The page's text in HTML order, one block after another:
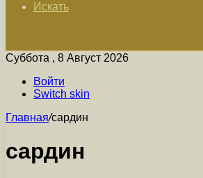
Искать
Суббота , 8 Август 2026
Войти
Switch skin
Главная/сардин
сардин